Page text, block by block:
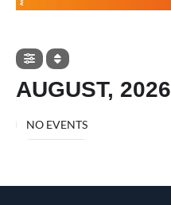
AUGUST, 2026
NO EVENTS